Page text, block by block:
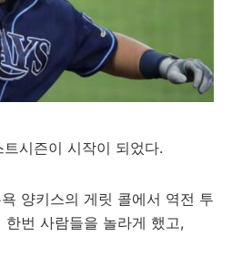
시즌이 시작이 되었다.
양키스의 게릿 콜에서 역전 투
번 사람들을 놀라게 했고,